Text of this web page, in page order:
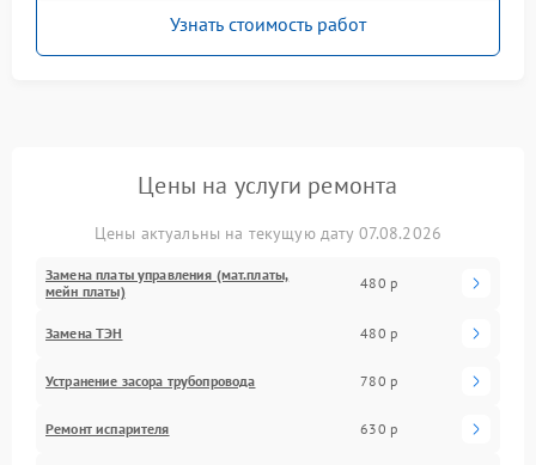
Узнать стоимость работ
Цены на услуги ремонта
Цены актуальны на текущую дату 07.08.2026
Замена платы управления (мат.платы,
мейн платы)
480 р
Замена ТЭН 480 р
Устранение засора трубопровода 780 р
Ремонт испарителя 630 р